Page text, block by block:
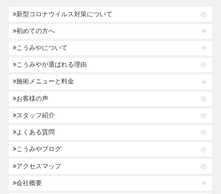
新型コロナウイルス対策について
初めての方へ
こうみやについて
こうみやが選ばれる理由
施術メニューと料金
お客様の声
スタッフ紹介
よくある質問
こうみやブログ
アクセスマップ
会社概要